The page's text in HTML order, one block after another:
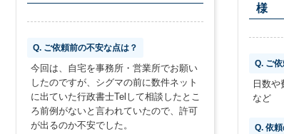
Q. ご依頼前の不安な点は？
今回は、自宅を事務所・営業所でお願い
したのですが、シグマの前に数件ネット
に出ていた行政書士Telして相談したとこ
ろ前例がないと言われていたので、許可
が出るのか不安でした。
様
Q. ご
日数
など
Q. 依